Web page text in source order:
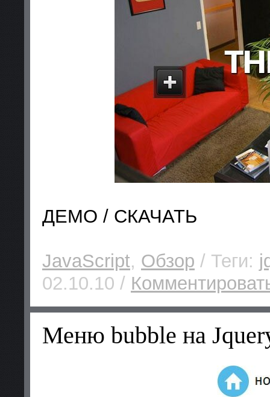
ДЕМО / СКАЧАТЬ
JavaScript, Обзор / Теги:
02.10.10 /
Меню bubble на